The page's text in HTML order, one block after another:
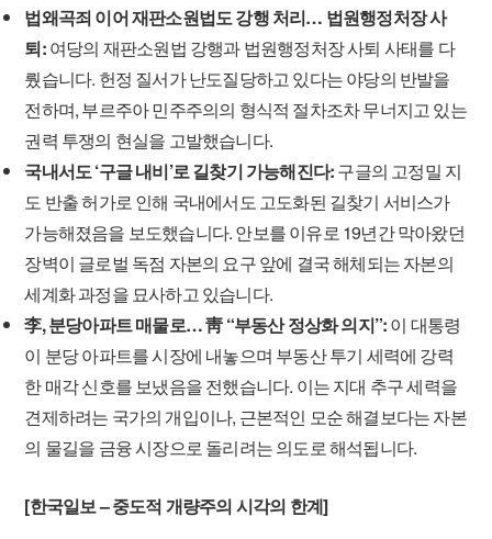
법왜곡죄 이어 재판소원법도 강행 처리… 법원행정처장 사
퇴:여당의 재판소원법 강행과 법원행정처장 사퇴 사태를 다
뤘습니다. 헌정 질서가 난도질당하고 있다는 야당의 반발을
전하며, 부르주아 민주주의의 형식적 절차조차 무너지고 있는
권력 투쟁의 현실을 고발했습니다.
국내서도 ‘구글 내비’로 길찾기 가능해진다:구글의 고정밀 지
도 반출 허가로 인해 국내에서도 고도화된 길찾기 서비스가
가능해졌음을 보도했습니다. 안보를 이유로 19년간 막아왔던
장벽이 글로벌 독점 자본의 요구 앞에 결국 해체되는 자본의
세계화 과정을 묘사하고 있습니다.
李, 분당아파트 매물로… 靑 “부동산 정상화 의지”:이 대통령
이 분당 아파트를 시장에 내놓으며 부동산 투기 세력에 강력
한 매각 신호를 보냈음을 전했습니다. 이는 지대 추구 세력을
견제하려는 국가의 개입이나, 근본적인 모순 해결보다는 자본
의 물길을 금융 시장으로 돌리려는 의도로 해석됩니다.
[한국일보 – 중도적 개량주의 시각의 한계]